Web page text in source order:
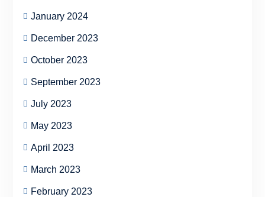
January 2024
December 2023
October 2023
September 2023
July 2023
May 2023
April 2023
March 2023
February 2023